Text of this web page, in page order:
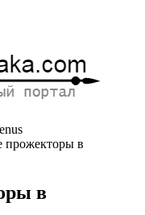
прожекторы в
в